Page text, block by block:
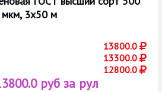
мкм, 3x50 м
13800.0
13300.0
12800.0
руб за рул